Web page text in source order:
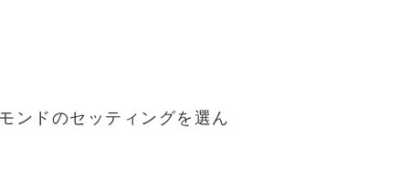
ンドのセッティングを選ん